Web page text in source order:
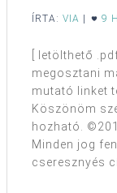
ÍRTA: VIA | 9
[ letölthető
megosztani
mutató linket
Köszönöm
hozható.
Minden jog
cseresznyés